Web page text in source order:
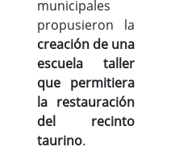
municipales
propusieron la
creación de una
escuela taller
que permitiera
la restauración
del recinto
taurino.